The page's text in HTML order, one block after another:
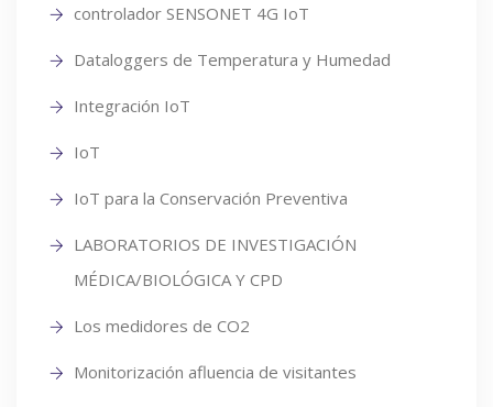
controlador SENSONET 4G IoT
Dataloggers de Temperatura y Humedad
Integración IoT
IoT
IoT para la Conservación Preventiva
LABORATORIOS DE INVESTIGACIÓN
MÉDICA/BIOLÓGICA Y CPD
Los medidores de CO2
Monitorización afluencia de visitantes